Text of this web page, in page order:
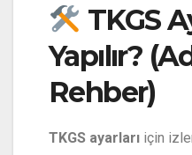
TKGS
Yapılır?
Rehber)
TKGS ayarları için